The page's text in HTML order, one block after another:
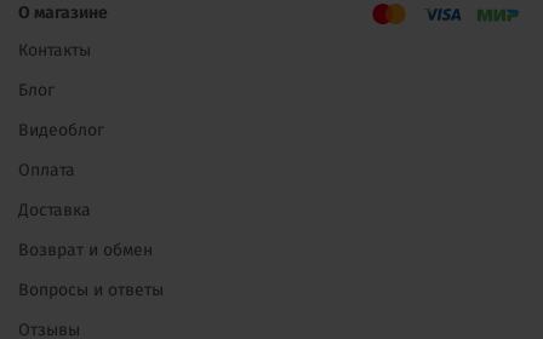
О магазине
Контакты
Блог
Видеоблог
Оплата
Доставка
Возврат и обмен
Вопросы и ответы
Отзывы